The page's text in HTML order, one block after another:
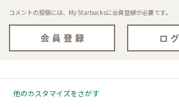
コメントの投稿には、My Starbucksに会員登録が必要です。
他のカスタマイズをさがす